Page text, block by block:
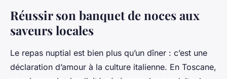
Réussir son banquet de noces aux
saveurs locales
Le repas nuptial est bien plus qu’un dîner : c’est une
déclaration d’amour à la culture italienne. En Toscane,